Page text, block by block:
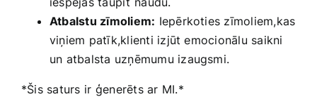
Atbalstu zīmoliem: ‌Iepērkoties zīmoliem,kas
viņiem patīk,klienti izjūt emocionālu saikni⁤
un atbalsta uzņēmumu ​izaugsmi.
*Šis saturs ⁢ir ģenerēts ar ⁤MI.*